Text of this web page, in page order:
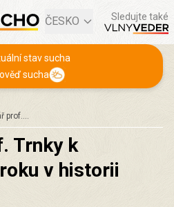
ČESKO Sledujte také
stav sucha
sucha
prof.…
Trnky k
v historii